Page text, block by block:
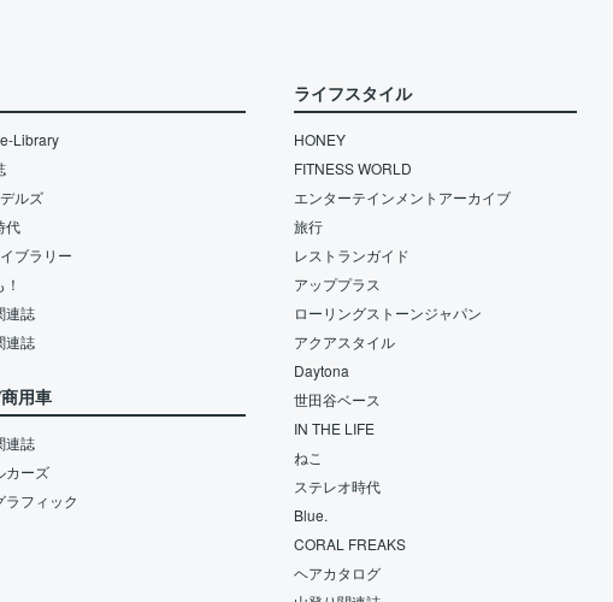
Library
ルズ
代
ブラリー
連誌
連誌
用車
連誌
カーズ
ラフィック
ライフスタイル
HONEY
FITNESS WORLD
エンターテインメントアーカイブ
旅行
レストランガイド
アッププラス
ローリングストーンジャパン
アクアスタイル
Daytona
世田谷ベース
IN THE LIFE
ねこ
ステレオ時代
Blue.
CORAL FREAKS
ヘアカタログ